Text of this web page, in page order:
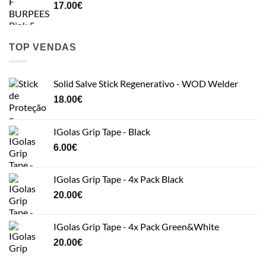
17.00€
TOP VENDAS
Solid Salve Stick Regenerativo - WOD Welder
18.00€
IGolas Grip Tape - Black
6.00€
IGolas Grip Tape - 4x Pack Black
20.00€
IGolas Grip Tape - 4x Pack Green&White
20.00€